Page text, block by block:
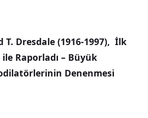
T. Dresdale (1916-1997), İlk
Raporladı – Büyük
Denenmesi